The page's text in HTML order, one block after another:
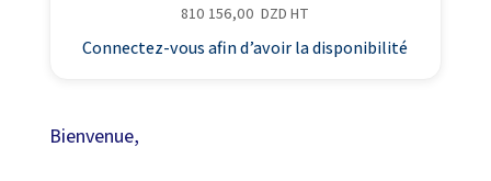
810 156,00 DZD HT
Connectez-vous afin d’avoir la disponibilité
Bienvenue,